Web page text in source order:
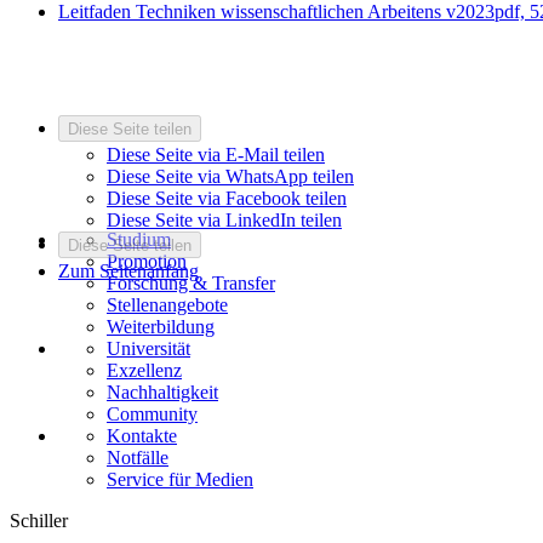
Leitfaden Techniken wissenschaftlichen Arbeitens v2023pdf,
Diese Seite teilen
Diese Seite via E-Mail teilen
Diese Seite via WhatsApp teilen
Diese Seite via Facebook teilen
Diese Seite via LinkedIn teilen
Diese Seite teilen
Zum Seitenanfang
Studium
Promotion
Forschung & Transfer
Stellenangebote
Weiterbildung
Universität
Exzellenz
Nachhaltigkeit
Community
Kontakte
Notfälle
Service für Medien
Schiller